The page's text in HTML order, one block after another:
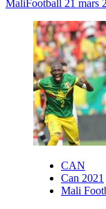
MaliFootball 21 mars
CAN
Can 2021
Mali